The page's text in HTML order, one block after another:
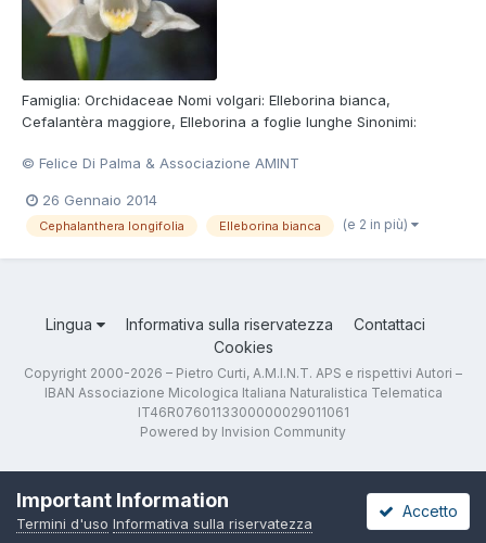
Famiglia: Orchidaceae Nomi volgari: Elleborina bianca,
Cefalantèra maggiore, Elleborina a foglie lunghe Sinonimi:
Xiphophyllum Rchb., Serapias helleborine L. var. longifolia L.,
© Felice Di Palma & Associazione AMINT
26 Gennaio 2014
Cephalanthera longifolia Elleborina bianca (e 2 in più)
Lingua Informativa sulla riservatezza
Contattaci
Cookies
Copyright 2000-2026 – Pietro Curti, A.M.I.N.T. APS e rispettivi Autori –
IBAN Associazione Micologica Italiana Naturalistica Telematica
IT46R0760113300000029011061
Powered by Invision Community
Important Information
Termini d'uso Informativa sulla riservatezza
Accetto